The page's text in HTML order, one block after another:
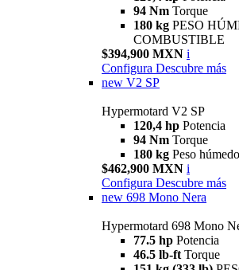
94 Nm Torque
180 kg PESO
COMBUSTIBLE
$394,900 MXN i
Configura Descubre más
new V2 SP
Hypermotard V2 SP
120,4 hp Potencia
94 Nm Torque
180 kg Peso
$462,900 MXN i
Configura Descubre más
new 698 Mono Nera
Hypermotard 698 Mono
77.5 hp Potencia
46.5 lb-ft Torque